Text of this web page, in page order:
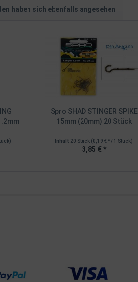
haben sich ebenfalls angesehen
Spro SHAD STINGER SPIKE
15mm (20mm) 20 Stück
Inhalt 20 Stück (0,19 € * / 1 Stück)
3,85 € *